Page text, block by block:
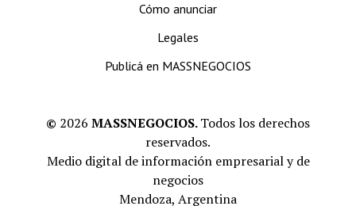
Cómo anunciar
Legales
Publicá en MASSNEGOCIOS
© 2026 MASSNEGOCIOS.Todos los derechos
reservados.
Medio digital de información empresarial y de
negocios
Mendoza, Argentina